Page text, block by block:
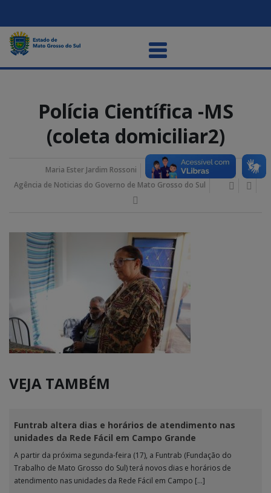
Polícia Científica -MS
(coleta domiciliar2)
Maria Ester Jardim Rossoni
01/junho/2026 3:00 pm
Agência de Noticias do Governo de Mato Grosso do Sul
VEJA TAMBÉM
Funtrab altera dias e horários de atendimento nas
unidades da Rede Fácil em Campo Grande
A partir da próxima segunda-feira (17), a Funtrab (Fundação do
Trabalho de Mato Grosso do Sul) terá novos dias e horários de
atendimento nas unidades da Rede Fácil em Campo […]